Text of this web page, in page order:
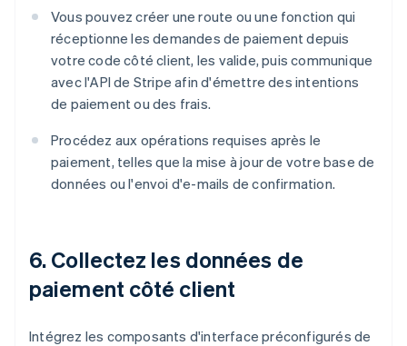
Vous pouvez créer une route ou une fonction qui
réceptionne les demandes de paiement depuis
votre code côté client, les valide, puis communique
avec l'API de Stripe afin d'émettre des intentions
de paiement ou des frais.
Procédez aux opérations requises après le
paiement, telles que la mise à jour de votre base de
données ou l'envoi d'e-mails de confirmation.
6. Collectez les données de
paiement côté client
Intégrez les composants d'interface préconfigurés de